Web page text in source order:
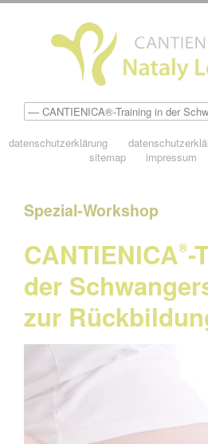
datenschutzerklärung
sitemap
impressum
Spezial-Workshop
CANTIENICA®-
der
zur